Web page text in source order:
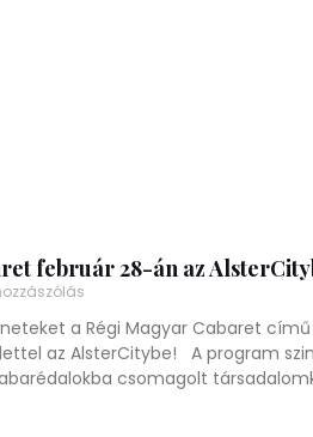
február 28-án az
a Régi Magyar Cabaret
az AlsterCitybe! A program
csomagolt